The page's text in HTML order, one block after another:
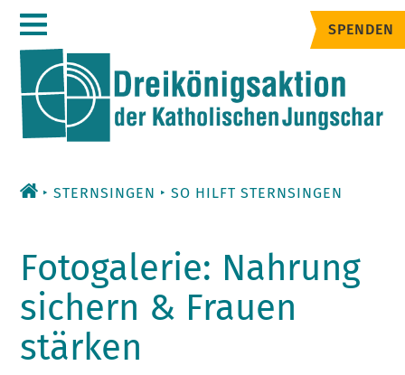
Zum
Inhalt
SPENDEN
STERNSINGEN SO HILFT STERNSINGEN
Fotogalerie: Nahrung
sichern & Frauen
stärken